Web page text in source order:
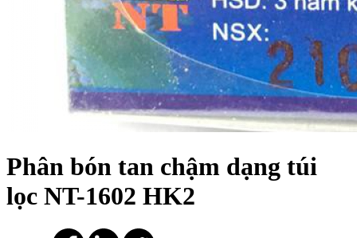
Phân bón tan chậm dạng túi
lọc NT-1602 HK2